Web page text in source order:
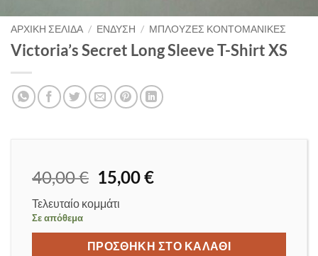
ΑΡΧΙΚΉ ΣΕΛΊΔΑ / ΈΝΔΥΣΗ / ΜΠΛΟΎΖΕΣ ΚΟΝΤΟΜΆΝΙΚΕΣ
Victoria’s Secret Long Sleeve T-Shirt XS
40,00€ Original
price
was:
40,00 €.
15,00€Η
είναι:
15,00 €.
Τελευταίο κομμάτι
Σε απόθεμα
ΠΡΟΣΘΉΚΗ ΣΤΟ ΚΑΛΆΘΙ